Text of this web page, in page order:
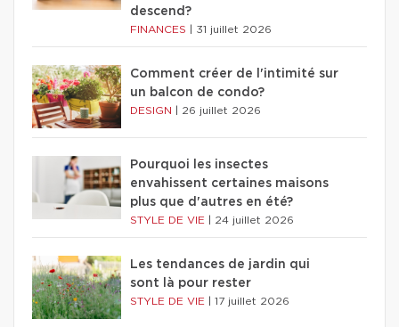
descend?
FINANCES 31 juillet 2026
Comment créer de l'intimité sur
un balcon de condo?
DESIGN 26 juillet 2026
Pourquoi les insectes
envahissent certaines maisons
plus que d'autres en été?
STYLE DE VIE 24 juillet 2026
Les tendances de jardin qui
sont là pour rester
STYLE DE VIE 17 juillet 2026